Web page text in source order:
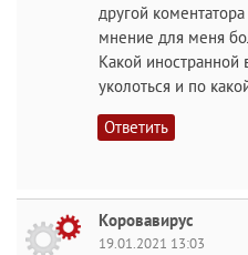
другой
мнение для меня
Какой иностранной
уколоться и по
Ответить
Коровавирус
19.01.2021 13:03